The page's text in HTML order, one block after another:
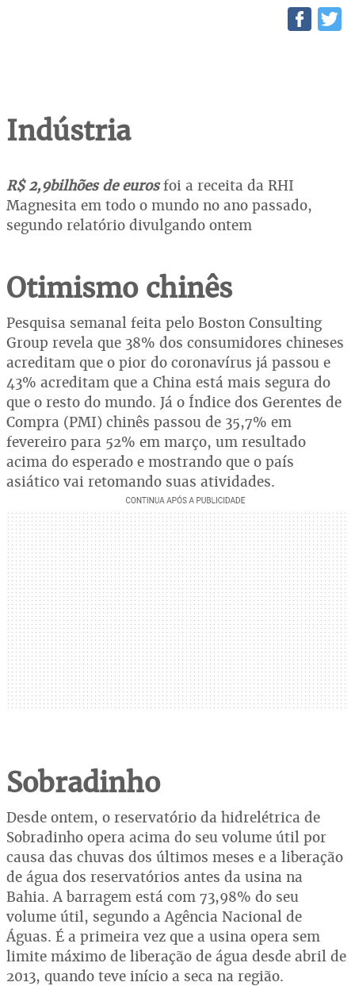
Indústria
R$ 2,9bilhões de eurosfoi a receita da RHI
Magnesita em todo o mundo no ano passado,
segundo relatório divulgando ontem
Otimismo chinês
Pesquisa semanal feita pelo Boston Consulting
Group revela que 38% dos consumidores chineses
acreditam que o pior do coronavírus já passou e
43% acreditam que a China está mais segura do
que o resto do mundo. Já o Índice dos Gerentes de
Compra (PMI) chinês passou de 35,7% em
fevereiro para 52% em março, um resultado
acima do esperado e mostrando que o país
asiático vai retomando suas atividades.
Sobradinho
Desde ontem, o reservatório da hidrelétrica de
Sobradinho opera acima do seu volume útil por
causa das chuvas dos últimos meses e a liberação
de água dos reservatórios antes da usina na
Bahia. A barragem está com 73,98% do seu
volume útil, segundo a Agência Nacional de
Águas. É a primeira vez que a usina opera sem
limite máximo de liberação de água desde abril de
2013, quando teve início a seca na região.